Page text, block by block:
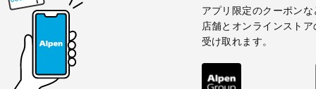
アプリ限定のクーポンな
店舗とオンラインスト
受け取れます。